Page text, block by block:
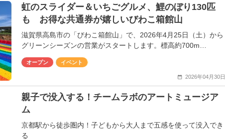
虹のスライダー＆いちごグルメ、鯉のぼり130匹
も お得な共通券が嬉しいびわこ箱館山
滋賀県高島市の「びわこ箱館山」で、2026年4月25日（土）から
グリーンシーズンの営業がスタートします。標高約700m…
オープン イベント
2026年04月30日
親子で没入する！チームラボのアートミュージア
ム
京都駅から徒歩圏内！子どもから大人まで五感を使って没入でき
る